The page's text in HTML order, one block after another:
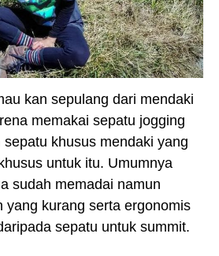
kan sepulang dari mendaki
memakai sepatu jogging
khusus mendaki yang
untuk itu. Umumnya
sudah memadai namun
yang kurang serta ergonomis
sepatu untuk summit.